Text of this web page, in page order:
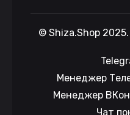
© Shiza.Shop
Менеджер
Менеджер
Чат